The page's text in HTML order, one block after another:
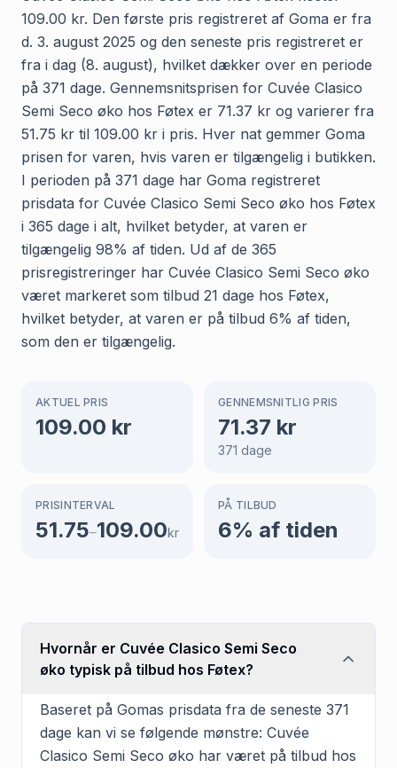
109.00 kr. Den første pris registreret af Goma er fra
d. 3. august 2025 og den seneste pris registreret er
fra i dag (8. august), hvilket dækker over en periode
på 371 dage. Gennemsnitsprisen for Cuvée Clasico
Semi Seco øko hos Føtex er 71.37 kr og varierer fra
51.75 kr til 109.00 kr i pris. Hver nat gemmer Goma
prisen for varen, hvis varen er tilgængelig i butikken.
I perioden på 371 dage har Goma registreret
prisdata for Cuvée Clasico Semi Seco øko hos Føtex
i 365 dage i alt, hvilket betyder, at varen er
tilgængelig 98% af tiden. Ud af de 365
prisregistreringer har Cuvée Clasico Semi Seco øko
været markeret som tilbud 21 dage hos Føtex,
hvilket betyder, at varen er på tilbud 6% af tiden,
som den er tilgængelig.
AKTUEL PRIS
109.00 kr
GENNEMSNITLIG PRIS
71.37 kr
371 dage
PRISINTERVAL
51.75–109.00kr
PÅ TILBUD
6% af tiden
Hvornår er Cuvée Clasico Semi Seco
øko typisk på tilbud hos Føtex?
Baseret på Gomas prisdata fra de seneste 371
dage kan vi se følgende mønstre: Cuvée
Clasico Semi Seco øko har været på tilbud hos